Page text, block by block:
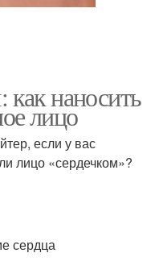
наносить
лицо
если у вас
лицо «сердечком»?
сердца